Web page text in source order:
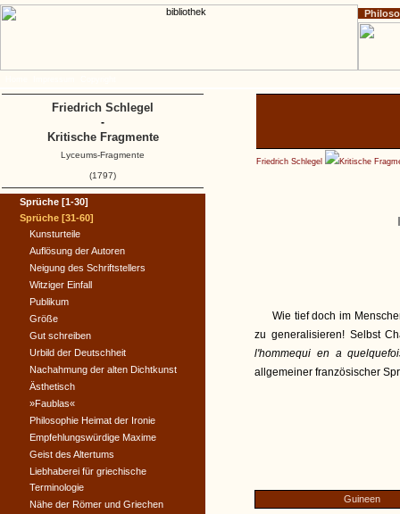
Friedrich Schlegel Kritische
Wie tief doch im
zu generalisieren! Selbst
l'hommequi en a
allgemeiner französischer
Guineen
Sprüche [1-30]
Sprüche [31-60]
Kunsturteile
Auflösung der Autoren
Neigung des Schriftstellers
Witziger Einfall
Publikum
Größe
Gut schreiben
Urbild der Deutschheit
Nachahmung der alten Dichtkunst
Ästhetisch
»Faublas«
Philosophie Heimat der Ironie
Empfehlungswürdige Maxime
Geist des Altertums
Liebhaberei für griechische
Terminologie
Nähe der Römer und Griechen
Friedrich Schlegel
-
Kritische Fragmente
Lyceums-Fragmente
(1797)